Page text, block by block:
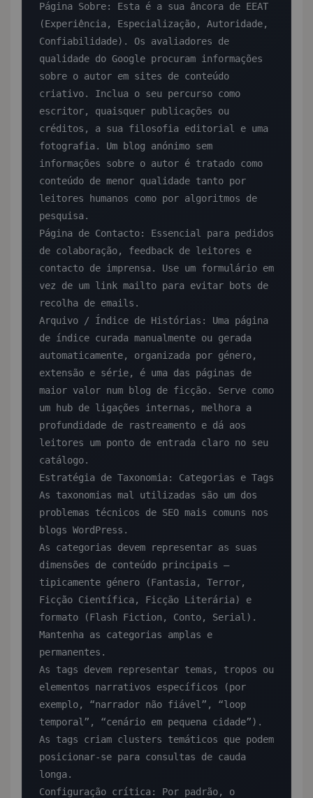
Página Sobre: Esta é a sua âncora de EEAT
(Experiência, Especialização, Autoridade,
Confiabilidade). Os avaliadores de
qualidade do Google procuram informações
sobre o autor em sites de conteúdo
criativo. Inclua o seu percurso como
escritor, quaisquer publicações ou
créditos, a sua filosofia editorial e uma
fotografia. Um blog anónimo sem
informações sobre o autor é tratado como
conteúdo de menor qualidade tanto por
leitores humanos como por algoritmos de
pesquisa.
Página de Contacto: Essencial para pedidos
de colaboração, feedback de leitores e
contacto de imprensa. Use um formulário em
vez de um link mailto para evitar bots de
recolha de emails.
Arquivo / Índice de Histórias: Uma página
de índice curada manualmente ou gerada
automaticamente, organizada por género,
extensão e série, é uma das páginas de
maior valor num blog de ficção. Serve como
um hub de ligações internas, melhora a
profundidade de rastreamento e dá aos
leitores um ponto de entrada claro no seu
catálogo.
Estratégia de Taxonomia: Categorias e Tags
As taxonomias mal utilizadas são um dos
problemas técnicos de SEO mais comuns nos
blogs WordPress.
As categorias devem representar as suas
dimensões de conteúdo principais —
tipicamente género (Fantasia, Terror,
Ficção Científica, Ficção Literária) e
formato (Flash Fiction, Conto, Serial).
Mantenha as categorias amplas e
permanentes.
As tags devem representar temas, tropos ou
elementos narrativos específicos (por
exemplo, “narrador não fiável”, “loop
temporal”, “cenário em pequena cidade”).
As tags criam clusters temáticos que podem
posicionar-se para consultas de cauda
longa.
Configuração crítica: Por padrão, o